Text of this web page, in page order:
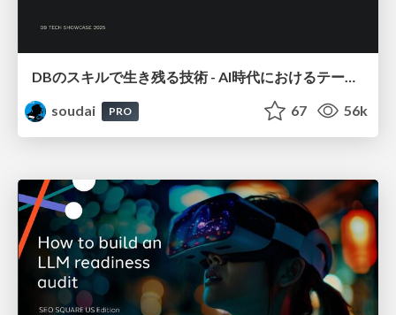
DBのスキルで生き残る技術 - AI時代におけるテーブル設計の勘所
soudai
PRO 67 56k